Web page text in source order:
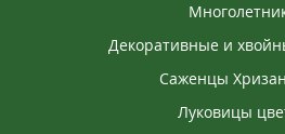
Декоративные и
Саженцы
Луковицы